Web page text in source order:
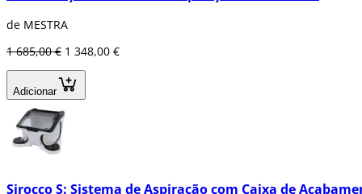
de MESTRA
1 685,00 € 1 348,00 €
Adicionar
Sirocco S: Sistema de Aspiração com Caixa de